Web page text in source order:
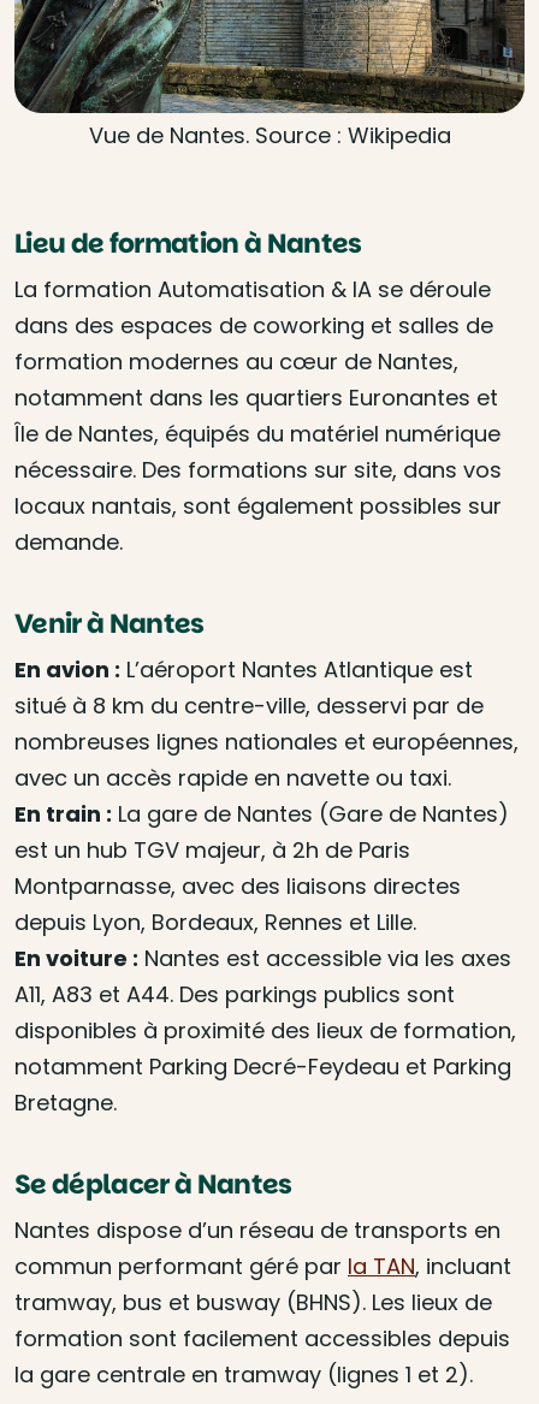
Vue de Nantes. Source : Wikipedia
Lieu de formation à Nantes
La formation Automatisation & IA se déroule
dans des espaces de coworking et salles de
formation modernes au cœur de Nantes,
notamment dans les quartiers Euronantes et
Île de Nantes, équipés du matériel numérique
nécessaire. Des formations sur site, dans vos
locaux nantais, sont également possibles sur
demande.
Venir à Nantes
En avion : L’aéroport Nantes Atlantique est
situé à 8 km du centre-ville, desservi par de
nombreuses lignes nationales et européennes,
avec un accès rapide en navette ou taxi.
En train : La gare de Nantes (Gare de Nantes)
est un hub TGV majeur, à 2h de Paris
Montparnasse, avec des liaisons directes
depuis Lyon, Bordeaux, Rennes et Lille.
En voiture : Nantes est accessible via les axes
A11, A83 et A44. Des parkings publics sont
disponibles à proximité des lieux de formation,
notamment Parking Decré-Feydeau et Parking
Bretagne.
Se déplacer à Nantes
Nantes dispose d’un réseau de transports en
commun performant géré par la TAN, incluant
tramway, bus et busway (BHNS). Les lieux de
formation sont facilement accessibles depuis
la gare centrale en tramway (lignes 1 et 2).